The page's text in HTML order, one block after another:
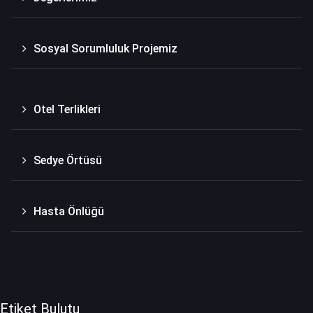
Sosyal Sorumluluk Projemiz
Otel Terlikleri
Sedye Örtüsü
Hasta Önlüğü
Etiket Bulutu